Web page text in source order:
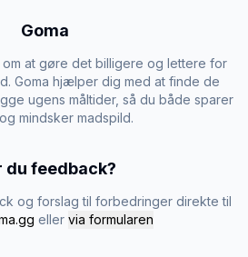
Goma
om at gøre det billigere og lettere for
Goma hjælper dig med at finde de
ugens måltider, så du både sparer
mindsker madspild.
du feedback?
og forslag til forbedringer direkte til
eller via formularen